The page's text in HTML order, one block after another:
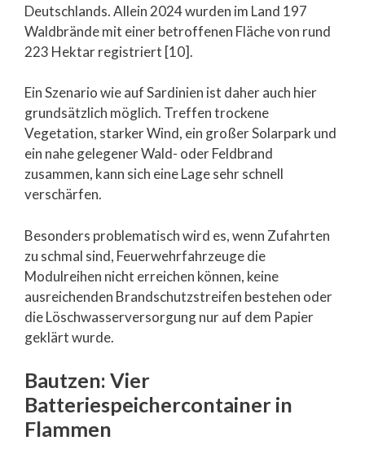
Deutschlands. Allein 2024 wurden im Land 197
Waldbrände mit einer betroffenen Fläche von rund
223 Hektar registriert [10].
Ein Szenario wie auf Sardinien ist daher auch hier
grundsätzlich möglich. Treffen trockene
Vegetation, starker Wind, ein großer Solarpark und
ein nahe gelegener Wald- oder Feldbrand
zusammen, kann sich eine Lage sehr schnell
verschärfen.
Besonders problematisch wird es, wenn Zufahrten
zu schmal sind, Feuerwehrfahrzeuge die
Modulreihen nicht erreichen können, keine
ausreichenden Brandschutzstreifen bestehen oder
die Löschwasserversorgung nur auf dem Papier
geklärt wurde.
Bautzen: Vier
Batteriespeichercontainer in
Flammen